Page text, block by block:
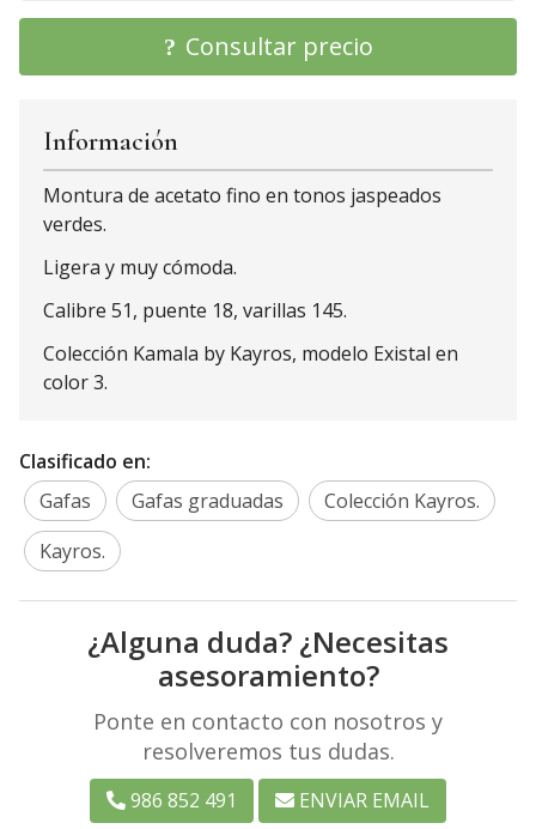
Consultar precio
Información
Montura de acetato fino en tonos jaspeados
verdes.
Ligera y muy cómoda.
Calibre 51, puente 18, varillas 145.
Colección Kamala by Kayros, modelo Existal en
color 3.
Clasificado en:
Gafas
Gafas graduadas
Colección Kayros.
Kayros.
¿Alguna duda? ¿Necesitas
asesoramiento?
Ponte en contacto con nosotros y
resolveremos tus dudas.
986 852 491 ENVIAR EMAIL